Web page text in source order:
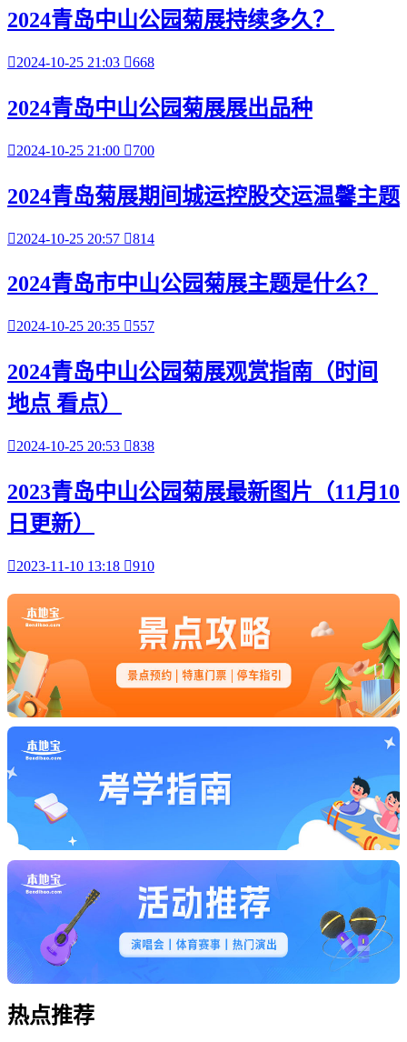
2024青岛中山公园菊展持续多久？
2024-10-25 21:03 668
2024青岛中山公园菊展展出品种
2024-10-25 21:00 700
2024青岛菊展期间城运控股交运温馨主题
2024-10-25 20:57 814
2024青岛市中山公园菊展主题是什么？
2024-10-25 20:35 557
2024青岛中山公园菊展观赏指南（时间
地点 看点）
2024-10-25 20:53 838
2023青岛中山公园菊展最新图片（11月10
日更新）
2023-11-10 13:18 910
热点推荐